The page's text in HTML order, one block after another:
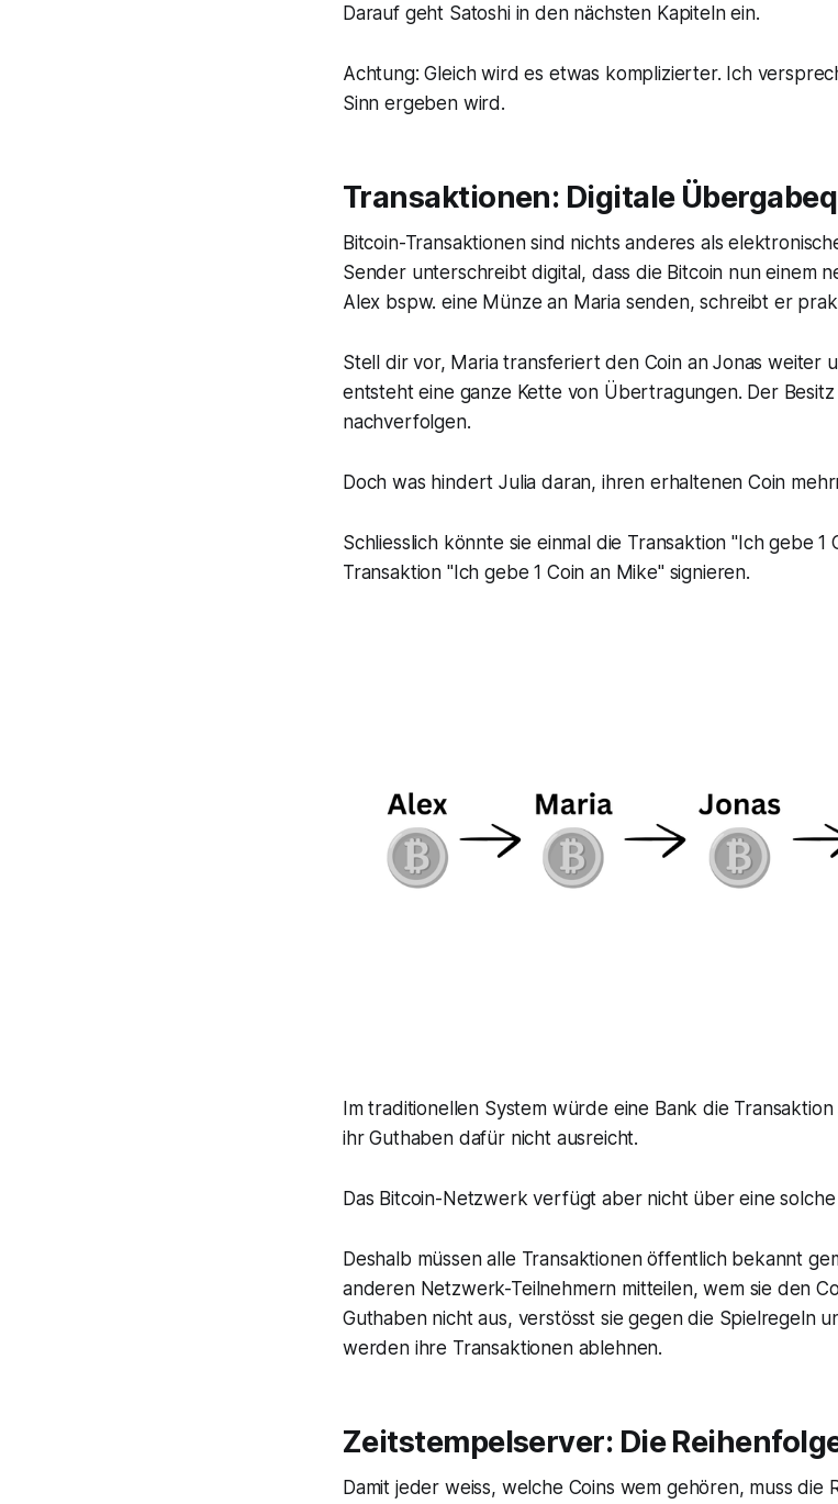
Darauf geht Satoshi in den nächsten Kapiteln ein.
Achtung: Gleich wird es etwas komplizierter. Ich
Sinn ergeben wird.
Transaktionen: Digitale
Bitcoin-Transaktionen sind nichts anderes als
Sender unterschreibt digital, dass die Bitcoin nun einem
Alex bspw. eine Münze an Maria senden, schreibt er
Stell dir vor, Maria transferiert den Coin an Jonas weiter
entsteht eine ganze Kette von Übertragungen. Der
nachverfolgen.
Doch was hindert Julia daran, ihren erhaltenen Coin
Schliesslich könnte sie einmal die Transaktion"Ich gebe 1
Transaktion "Ich gebe 1 Coin an Mike"signieren.
Im traditionellen System würde eine Bank die
ihr Guthaben dafür nicht ausreicht.
Das Bitcoin-Netzwerk verfügt aber nicht über eine
Deshalb müssen alle Transaktionen öffentlich bekannt
anderen Netzwerk-Teilnehmern mitteilen, wem sie den
Guthaben nicht aus, verstösst sie gegen die Spielregeln
werden ihre Transaktionen ablehnen.
Zeitstempelserver: Die
Damit jeder weiss, welche Coins wem gehören, muss